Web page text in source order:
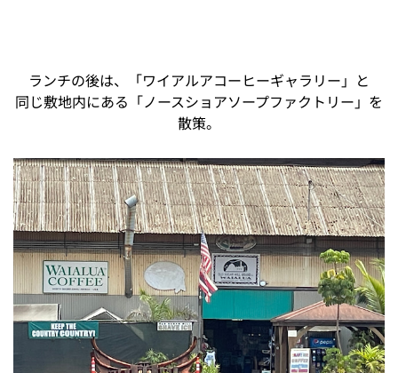
ランチの後は、「ワイアルアコーヒーギャラリー」と
同じ敷地内にある「ノースショアソープファクトリー」を
散策。